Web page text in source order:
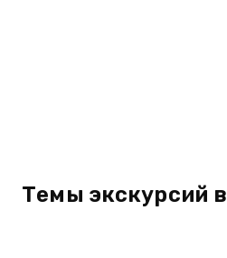
Темы экскурсий в